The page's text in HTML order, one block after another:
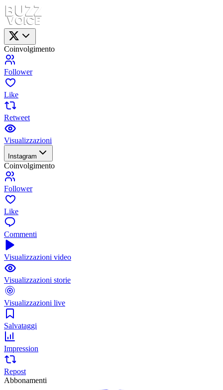
Coinvolgimento
Follower
Like
Retweet
Visualizzazioni
Instagram
Coinvolgimento
Follower
Like
Commenti
Visualizzazioni video
Visualizzazioni storie
Visualizzazioni live
Salvataggi
Impression
Repost
Abbonamenti